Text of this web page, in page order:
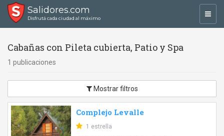
Salidores.com
Disfrutá cada ciudad al máximo
Cabañas con Pileta cubierta, Patio y Spa
1 publicaciones
Mostrar filtros
Complejo Levalle
1 estrella